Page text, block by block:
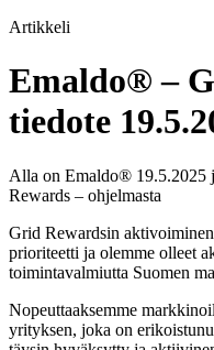
Artikkeli
Emaldo® –
tiedote
Alla on Emaldo® 19.5.2025
Rewards – ohjelmasta
Grid Rewardsin
prioriteetti ja olemme olleet
toimintavalmiutta Suomen
Nopeuttaaksemme
yrityksen, joka on